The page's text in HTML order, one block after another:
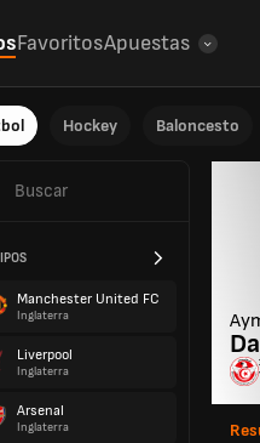
FavoritosApuestas
Hockey Baloncesto
Manchester United FC
Inglaterra
Liverpool
Inglaterra
Arsenal
Inglaterra